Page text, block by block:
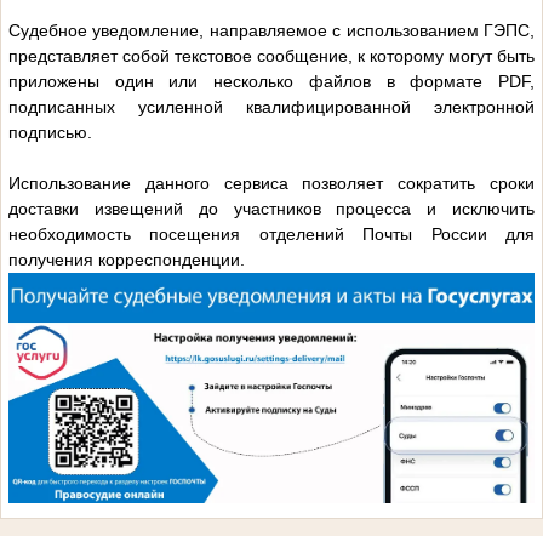
Судебное уведомление, направляемое с использованием ГЭПС,
представляет собой текстовое сообщение, к которому могут быть
приложены один или несколько файлов в формате PDF,
подписанных усиленной квалифицированной электронной
подписью.
Использование данного сервиса позволяет сократить сроки
доставки извещений до участников процесса и исключить
необходимость посещения отделений Почты России для
получения корреспонденции.